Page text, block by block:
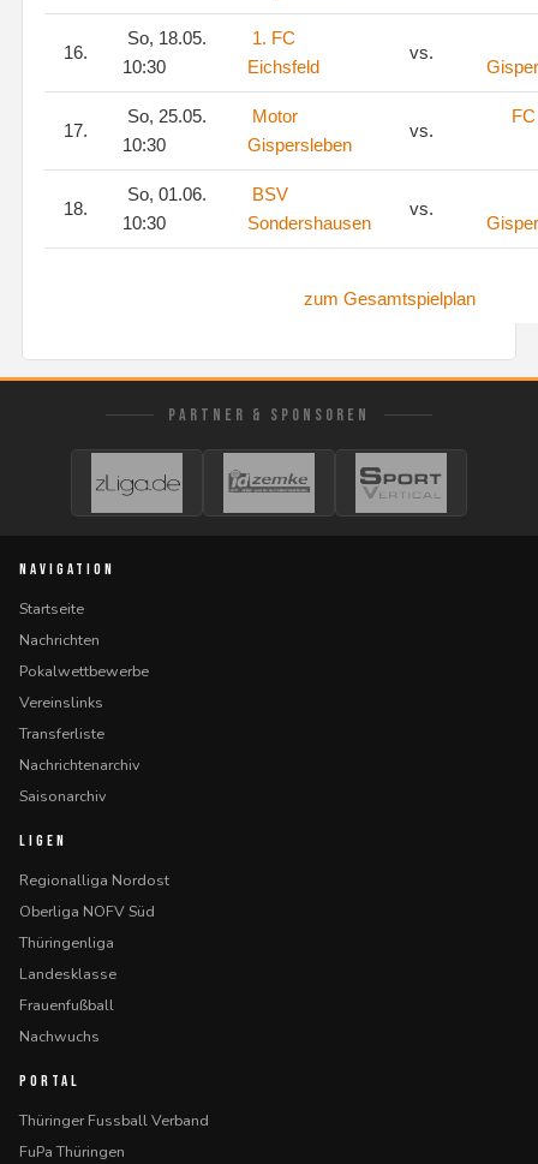
16.
So, 18.05.
10:30
1. FC
Eichsfeld
vs.
17.
So, 25.05.
10:30
Motor
Gispersleben
vs.
18.
So, 01.06.
10:30
BSV
Sondershausen
vs.
zum Gesamtspielplan
PARTNER & SPONSOREN
NAVIGATION
Startseite
Nachrichten
Pokalwettbewerbe
Vereinslinks
Transferliste
Nachrichtenarchiv
Saisonarchiv
LIGEN
Regionalliga Nordost
Oberliga NOFV Süd
Thüringenliga
Landesklasse
Frauenfußball
Nachwuchs
PORTAL
Thüringer Fussball Verband
FuPa Thüringen